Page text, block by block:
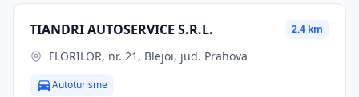
TIANDRI AUTOSERVICE S.R.L. 2.4 km
FLORILOR, nr. 21, Blejoi, jud. Prahova
Autoturisme